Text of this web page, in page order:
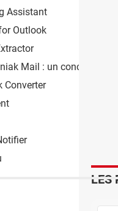
Assistant
Outlook
Mail : un concurrent
Converter
LES